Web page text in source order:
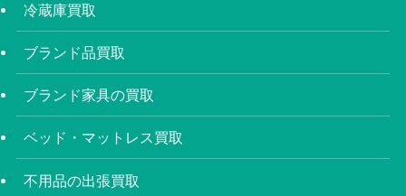
冷蔵庫買取
ブランド品買取
ブランド家具の買取
ベッド・マットレス買取
不用品の出張買取